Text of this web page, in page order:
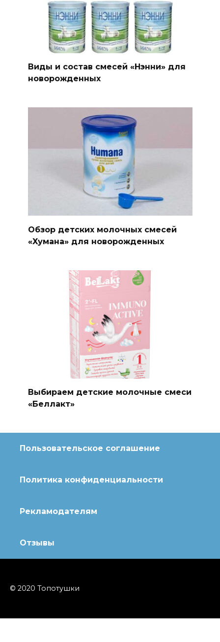
Виды и состав смесей «Нэнни» для
новорожденных
Обзор детских молочных смесей
«Хумана» для новорожденных
Выбираем детские молочные смеси
«Беллакт»
Пользовательское соглашение
Политика конфиденциальности
Рекламодателям
Отзывы
© 2020 Топотушки